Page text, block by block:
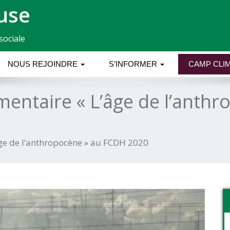
NOUS REJOINDRE S’INFORMER CAMP
« L’âge de
de l’anthropocène » au FCDH 2020